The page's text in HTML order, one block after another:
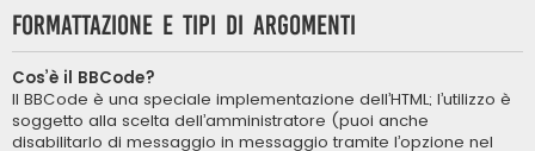
Formattazione e tipi di argomenti
Cos’è il BBCode?
Il BBCode è una speciale implementazione dell’HTML; l’utilizzo è
soggetto alla scelta dell’amministratore (puoi anche
disabilitarlo di messaggio in messaggio tramite l’opzione nel